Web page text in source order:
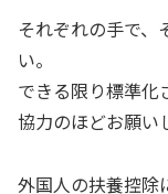
それぞれの手で、
い。
できる限り標準化
協力のほどお願い
外国人の扶養控除